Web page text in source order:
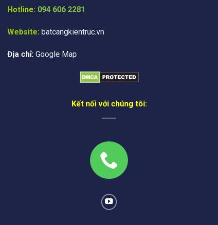
Hotline: 094 606 2281
Website: batcangkientruc.vn
Địa chỉ: Google Map
Kết nối với chúng tôi: